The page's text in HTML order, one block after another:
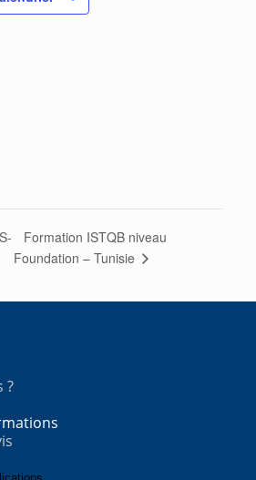
Formation ISTQB niveau
Foundation – Tunisie
?